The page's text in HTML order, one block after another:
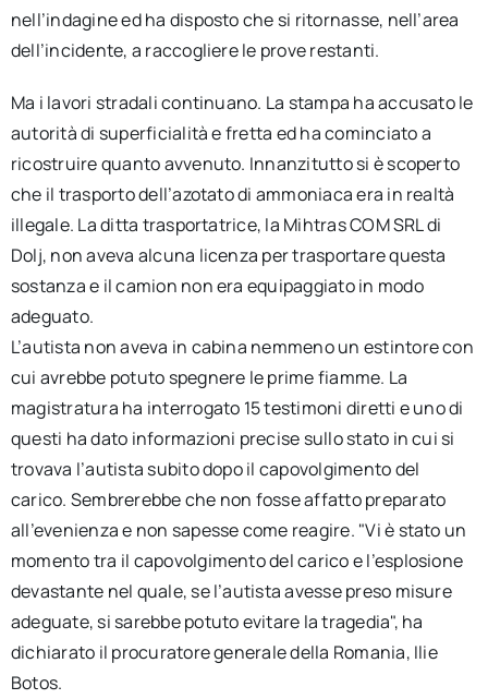
nell’indagine ed ha disposto che si ritornasse, nell’area
dell’incidente, a raccogliere le prove restanti.
Ma i lavori stradali continuano. La stampa ha accusato le
autorità di superficialità e fretta ed ha cominciato a
ricostruire quanto avvenuto. Innanzitutto si è scoperto
che il trasporto dell’azotato di ammoniaca era in realtà
illegale. La ditta trasportatrice, la Mihtras COM SRL di
Dolj, non aveva alcuna licenza per trasportare questa
sostanza e il camion non era equipaggiato in modo
adeguato.
L’autista non aveva in cabina nemmeno un estintore con
cui avrebbe potuto spegnere le prime fiamme. La
magistratura ha interrogato 15 testimoni diretti e uno di
questi ha dato informazioni precise sullo stato in cui si
trovava l’autista subito dopo il capovolgimento del
carico. Sembrerebbe che non fosse affatto preparato
all’evenienza e non sapesse come reagire. "Vi è stato un
momento tra il capovolgimento del carico e l’esplosione
devastante nel quale, se l’autista avesse preso misure
adeguate, si sarebbe potuto evitare la tragedia", ha
dichiarato il procuratore generale della Romania, Ilie
Botos.